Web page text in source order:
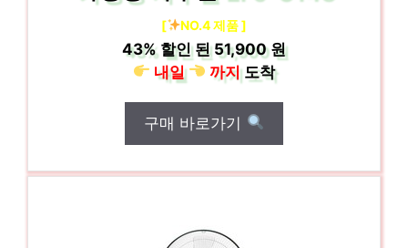
[ NO.4 제품 ]
43% 할인 된51,900 원
내일
까지도착
구매 바로가기